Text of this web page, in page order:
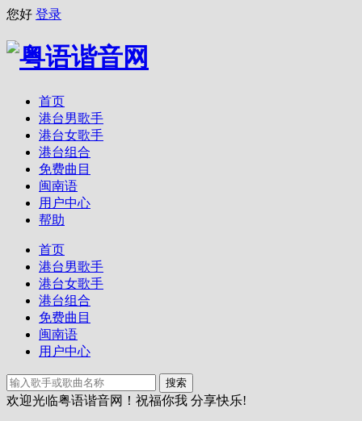
您好 登录
首页
港台男歌手
港台女歌手
港台组合
免费曲目
闽南语
用户中心
帮助
首页
港台男歌手
港台女歌手
港台组合
免费曲目
闽南语
用户中心
搜索
欢迎光临粤语谐音网！祝福你我 分享快乐!